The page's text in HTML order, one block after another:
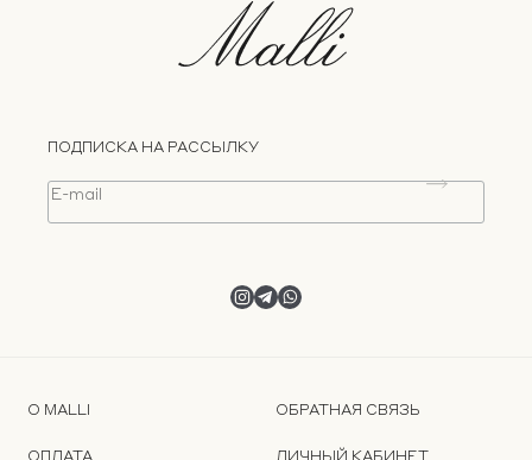
О MALLI
ОПЛАТА
ОБРАТНАЯ СВЯЗЬ
ЛИЧНЫЙ КАБИНЕТ
ПОДПИСКА НА РАССЫЛКУ